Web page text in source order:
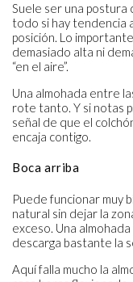
Suele ser una postura
todo si hay tendencia
posición. Lo
demasiado alta ni
“en el aire”.
Una almohada entre
rote tanto. Y si notas
señal de que el
encaja contigo.
Boca arriba
Puede funcionar muy
natural sin dejar la
exceso. Una
descarga bastante la
Aquí falla mucho la